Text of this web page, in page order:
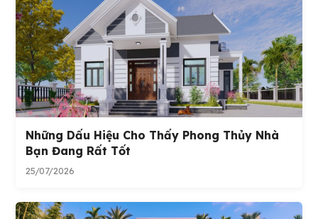
Những Dấu Hiệu Cho Thấy Phong Thủy Nhà
Bạn Đang Rất Tốt
25/07/2026